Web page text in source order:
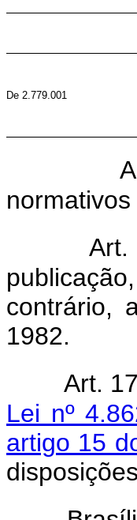
De 2.779.001
Art.
contrário,
1982.
Art.
Lei nº
artigo 15